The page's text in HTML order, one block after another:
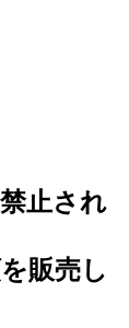
止され
販売し